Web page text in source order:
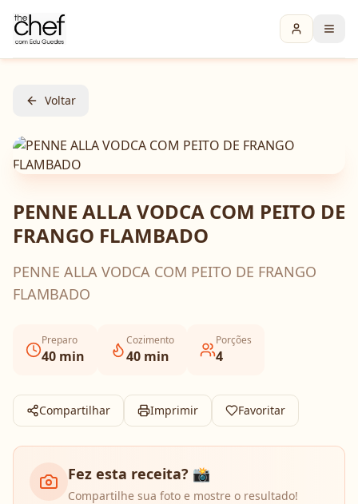
Voltar
PENNE ALLA VODCA COM PEITO DE
FRANGO FLAMBADO
PENNE ALLA VODCA COM PEITO DE FRANGO
FLAMBADO
Preparo
40 min
Cozimento
40 min
Porções
4
Compartilhar Imprimir Favoritar
Fez esta receita? 📸
Compartilhe sua foto e mostre o resultado!